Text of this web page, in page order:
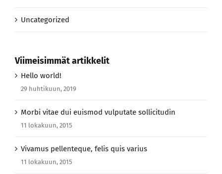
Uncategorized
Viimeisimmät artikkelit
Hello world!
29 huhtikuun, 2019
Morbi vitae dui euismod vulputate sollicitudin
11 lokakuun, 2015
Vivamus pellenteque, felis quis varius
11 lokakuun, 2015